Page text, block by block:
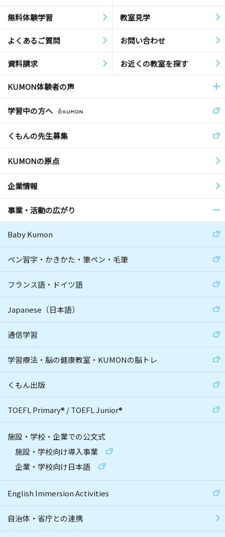
無料体験学習 教室見学
よくあるご質問 お問い合わせ
資料請求 お近くの教室を探す
KUMON体験者の声
学習中の方へ
くもんの先生募集
KUMONの原点
企業情報
事業・活動の広がり
Baby Kumon
ペン習字・かきかた・筆ペン・毛筆
フランス語・ドイツ語
Japanese（日本語）
通信学習
学習療法・脳の健康教室・KUMONの脳トレ
くもん出版
TOEFL Primary® /TOEFL Junior®
施設・学校・企業での公文式
施設・学校向け導入事業
企業・学校向け日本語
English Immersion Activities
自治体・省庁との連携